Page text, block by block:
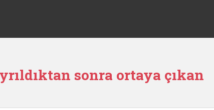
sonra ortaya çıkan